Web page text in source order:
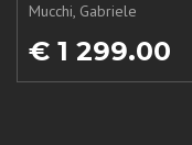
Mucchi, Gabriele
€ 1 299.00